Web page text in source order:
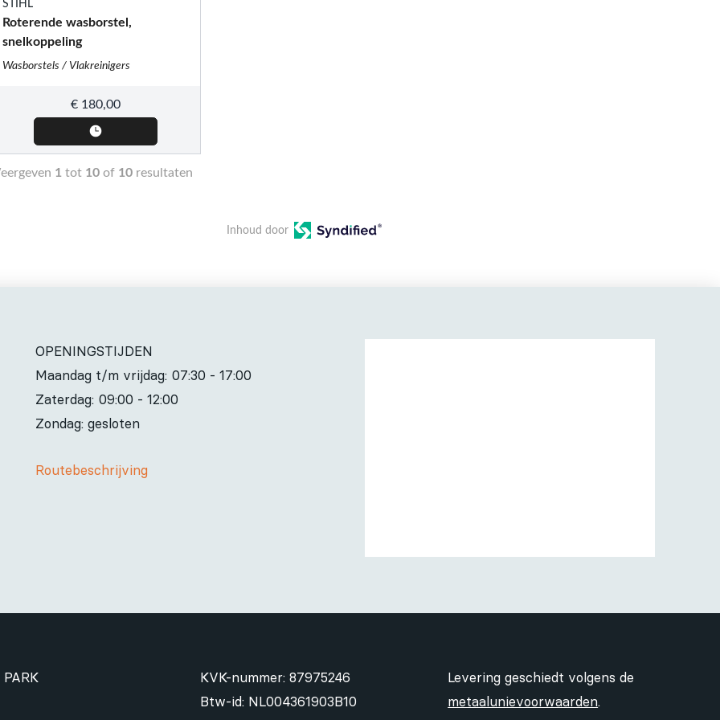
STIHL
Roterende wasborstel,
snelkoppeling
Wasborstels / Vlakreinigers
€180,00
1 tot 10of 10resultaten
Inhoud door
OPENINGSTIJDEN
Maandag t/m vrijdag: 07:30 - 17:00
Zaterdag: 09:00 - 12:00
Zondag: gesloten
Routebeschrijving
KVK-nummer: 87975246
Btw-id: NL004361903B10
Levering geschiedt volgens de
metaalunievoorwaarden.